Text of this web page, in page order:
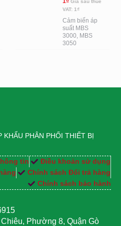
Giá sau thuế
VAT: 1₫
Cảm biến áp
suất MBS
3000, MBS
3050
KHẨU PHÂN PHỐI THIẾT BỊ
tin
Điều khoản sử dụng
Chính sách Đổi trả hàng
Chính sách bảo hành
Phường 8, Quận Gò